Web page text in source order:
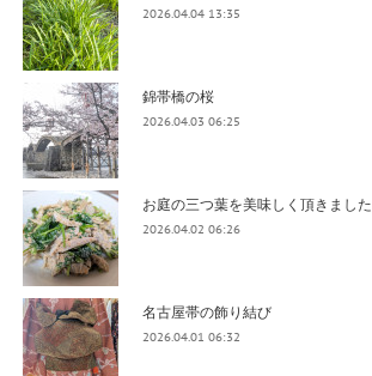
2026.04.04 13:35
錦帯橋の桜
2026.04.03 06:25
お庭の三つ葉を美味しく頂きました
2026.04.02 06:26
名古屋帯の飾り結び
2026.04.01 06:32